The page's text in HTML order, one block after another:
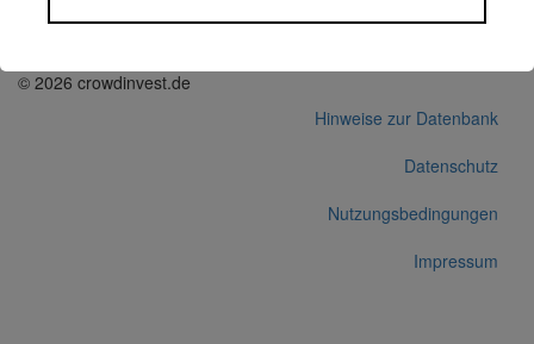
© 2026 crowdinvest.de
Hinweise zur Datenbank
Datenschutz
Nutzungsbedingungen
Impressum